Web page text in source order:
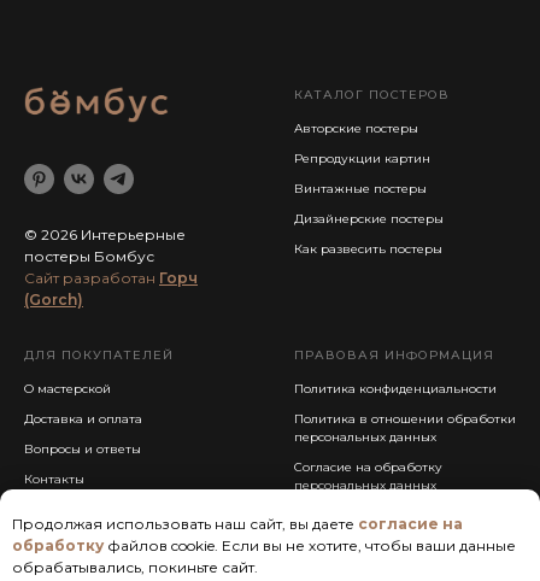
Продолжая использовать наш сайт, вы даете согласие на
обработкуфайлов cookie. Если вы не хотите, чтобы ваши данные
обрабатывались, покиньте сайт.
© 2026 Интерьерные
постеры Бомбус
Cайт разработан Горч
(Gorch)
КАТАЛОГ ПОСТЕРОВ
Авторские постеры
Репродукции картин
Винтажные постеры
Дизайнерские постеры
Как развесить постеры
ДЛЯ ПОКУПАТЕЛЕЙ
О мастерской
Доставка и оплата
Вопросы и ответы
Контакты
ПРАВОВАЯ ИНФОРМАЦИЯ
Политика конфиденциальности
Политика в отношении обработки
персональных данных
Согласие на обработку
персональных данных